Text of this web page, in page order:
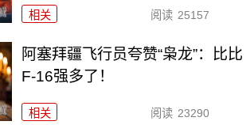
相关 阅读 25157
阿塞拜疆飞行员夸赞“枭龙”：比比
F-16强多了！
相关 阅读 23290